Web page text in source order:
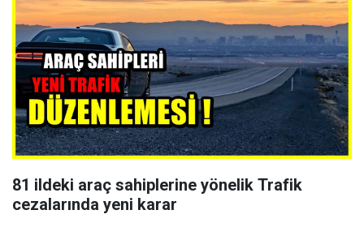
81 ildeki araç sahiplerine yönelik Trafik
cezalarında yeni karar